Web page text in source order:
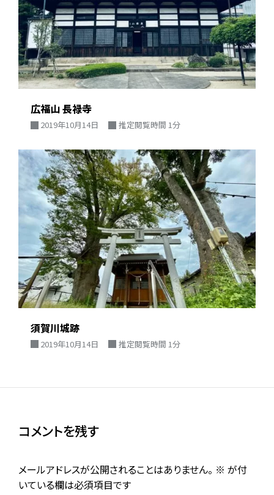
広福山 長禄寺
2019年10月14日 推定閲覧時間 1分
須賀川城跡
2019年10月14日 推定閲覧時間 1分
コメントを残す
メールアドレスが公開されることはありません。 ※ が付
いている欄は必須項目です